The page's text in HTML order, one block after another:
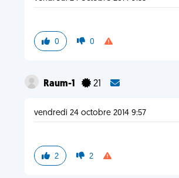
0 0
Raum-1 21
vendredi 24 octobre 2014 9:57
2 2